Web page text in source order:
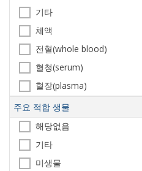
Strip
Immuno
Lateral Flow
TMA(transcription
Colorimetry
Fluorescence
기타
체액
전혈(whole blood)
혈청(serum)
혈장(plasma)
소변(urine)
대변(feces)
뇌척수액(CSF)
타액(saliva)
주요 적합 생물
해당없음
기타
미생물